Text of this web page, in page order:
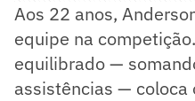
Aos 22 anos,
equipe na
equilibrado —
assistências — coloca